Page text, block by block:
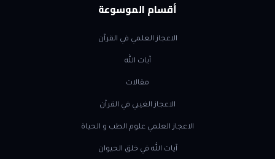
أقسام الموسوعة
الاعجاز العلمي في القرآن
آيات الله
مقالات
الاعجاز الغيبي في القرآن
الاعجاز العلمي علوم الطب و الحياة
آيات الله في خلق الحيوان